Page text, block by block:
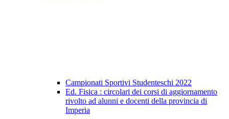
Campionati Sportivi Studenteschi 2022
Ed. Fisica : circolari dei corsi di aggiornamento
rivolto ad alunni e docenti della provincia di
Imperia